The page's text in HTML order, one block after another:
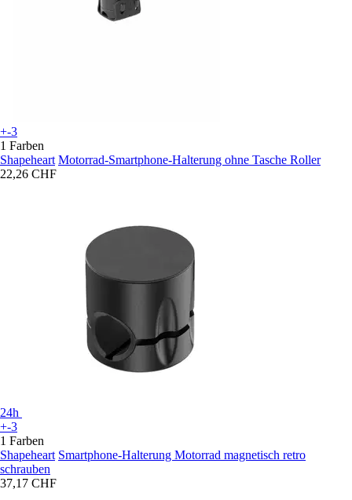
+-3
1 Farben
Shapeheart Motorrad-Smartphone-Halterung ohne Tasche Roller
22,26 CHF
24h
+-3
1 Farben
Shapeheart Smartphone-Halterung Motorrad magnetisch retro
schrauben
37,17 CHF